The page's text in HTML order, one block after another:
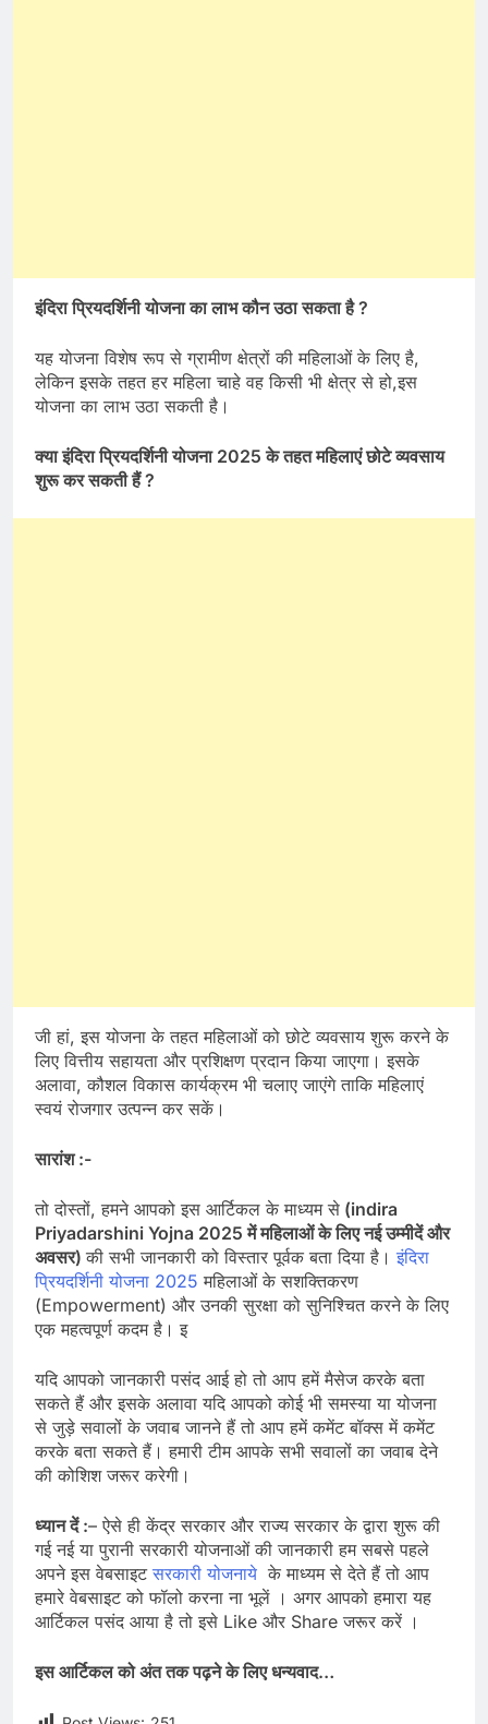
इंदिरा प्रियदर्शिनी योजना का लाभ कौन उठा सकता है?
यह योजना विशेष रूप से ग्रामीण क्षेत्रों की महिलाओं के लिए है,
लेकिन इसके तहत हर महिला चाहे वह किसी भी क्षेत्र से हो,इस
योजना का लाभ उठा सकती है।
क्या इंदिरा प्रियदर्शिनी योजना 2025के तहत महिलाएं छोटे व्यवसाय
शुरू कर सकती हैं?
जी हां, इस योजना के तहत महिलाओं को छोटे व्यवसाय शुरू करने के
लिए वित्तीय सहायता और प्रशिक्षण प्रदान किया जाएगा। इसके
अलावा, कौशल विकास कार्यक्रम भी चलाए जाएंगे ताकि महिलाएं
स्वयं रोजगार उत्पन्न कर सकें।
सारांश :-
तो दोस्तों, हमने आपको इस आर्टिकल के माध्यम से (indira
Priyadarshini Yojna 2025 में महिलाओं के लिए नई उम्मीदें और
अवसर)की सभी जानकारी को विस्तार पूर्वक बता दिया है।इंदिरा
प्रियदर्शिनी योजना 2025 महिलाओं के सशक्तिकरण
(Empowerment) और उनकी सुरक्षा को सुनिश्चित करने के लिए
एक महत्वपूर्ण कदम है। इ
यदि आपको जानकारी पसंद आई हो तो आप हमें मैसेज करके बता
सकते हैं और इसके अलावा यदि आपको कोई भी समस्या या योजना
से जुड़े सवालों के जवाब जानने हैं तो आप हमें कमेंट बॉक्स में कमेंट
करके बता सकते हैं। हमारी टीम आपके सभी सवालों का जवाब देने
की कोशिश जरूर करेगी।
ध्यान दें :– ऐसे ही केंद्र सरकार और राज्य सरकार के द्वारा शुरू की
गई नई या पुरानी सरकारी योजनाओं की जानकारी हम सबसे पहले
अपने इस वेबसाइटसरकारी योजनायेके माध्यम से देते हैं तो आप
हमारे वेबसाइट को फॉलो करना ना भूलें । अगर आपको हमारा यह
आर्टिकल पसंद आया है तो इसे Like और Share जरूर करें ।
इस आर्टिकल को अंत तक पढ़ने के लिए धन्यवाद…